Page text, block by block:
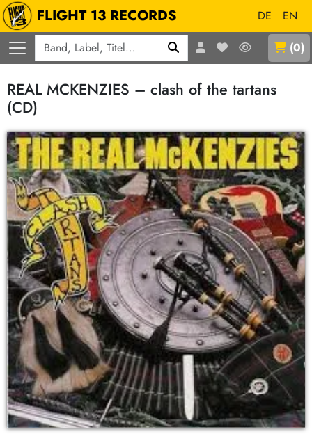
FLIGHT 13 RECORDS DE
EN
(0)
REAL MCKENZIES – clash of the tartans
(CD)